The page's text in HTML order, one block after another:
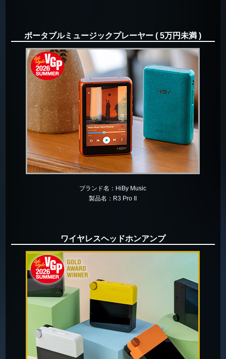
ポータブルミュージックプレーヤー ( 5万円未満 )
ブランド名： HiBy Music
製品名： R3 Pro II
ワイヤレスヘッドホンアンプ